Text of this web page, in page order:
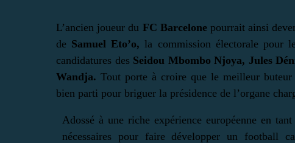
L’ancien joueur du FC Barcelonepourrait ainsi
de Samuel Eto’o, la commission électorale pour
candidatures des Seidou Mbombo Njoya, Jules
Wandja. Tout porte à croire que le meilleur
bien parti pour briguer la présidence de l’organe
Adossé à une riche expérience européenne en
nécessaires pour faire développer un football